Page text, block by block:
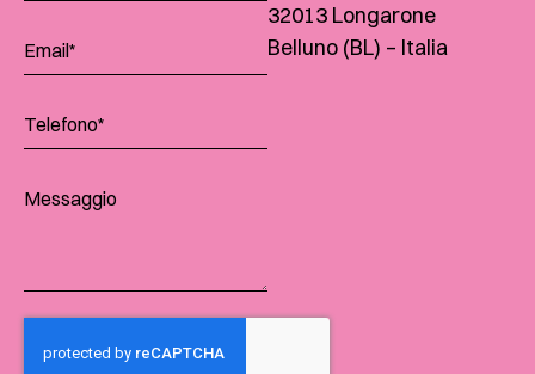
32013 Longarone
Belluno (BL) – Italia